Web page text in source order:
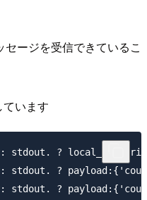
ージを受信できているこ
います
stdout. ?
stdout. ?
stdout. ?